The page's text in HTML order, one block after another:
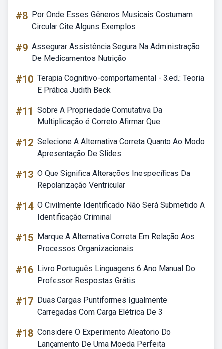
#8 Por Onde Esses Gêneros Musicais Costumam
Circular Cite Alguns Exemplos
#9 Assegurar Assistência Segura Na Administração
De Medicamentos Nutrição
#10 Terapia Cognitivo-comportamental - 3.ed.: Teoria
E Prática Judith Beck
#11 Sobre A Propriedade Comutativa Da
Multiplicação é Correto Afirmar Que
#12 Selecione A Alternativa Correta Quanto Ao Modo
Apresentação De Slides.
#13 O Que Significa Alterações Inespecíficas Da
Repolarização Ventricular
#14 O Civilmente Identificado Não Será Submetido A
Identificação Criminal
#15 Marque A Alternativa Correta Em Relação Aos
Processos Organizacionais
#16 Livro Português Linguagens 6 Ano Manual Do
Professor Respostas Grátis
#17 Duas Cargas Puntiformes Igualmente
Carregadas Com Carga Elétrica De 3
#18 Considere O Experimento Aleatorio Do
Lançamento De Uma Moeda Perfeita